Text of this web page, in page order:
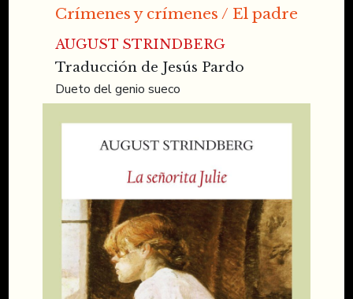
Crímenes y crímenes / El padre
AUGUST STRINDBERG
Traducción de Jesús Pardo
Dueto del genio sueco